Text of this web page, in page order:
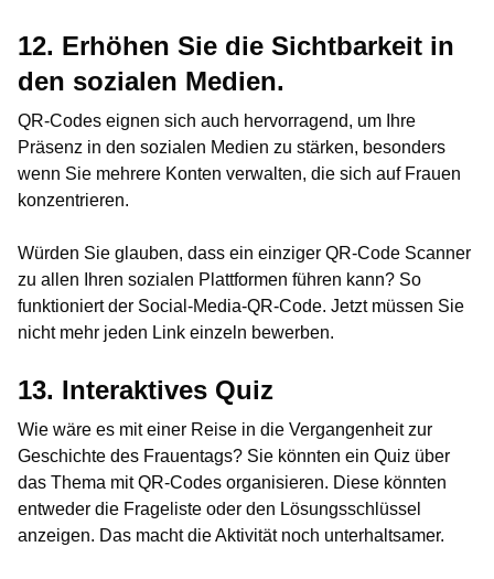
12. Erhöhen Sie die Sichtbarkeit in
den sozialen Medien.
QR-Codes eignen sich auch hervorragend, um Ihre
Präsenz in den sozialen Medien zu stärken, besonders
wenn Sie mehrere Konten verwalten, die sich auf Frauen
konzentrieren.
Würden Sie glauben, dass ein einziger QR-Code Scanner
zu allen Ihren sozialen Plattformen führen kann? So
funktioniert der Social-Media-QR-Code. Jetzt müssen Sie
nicht mehr jeden Link einzeln bewerben.
13. Interaktives Quiz
Wie wäre es mit einer Reise in die Vergangenheit zur
Geschichte des Frauentags? Sie könnten ein Quiz über
das Thema mit QR-Codes organisieren. Diese könnten
entweder die Frageliste oder den Lösungsschlüssel
anzeigen. Das macht die Aktivität noch unterhaltsamer.